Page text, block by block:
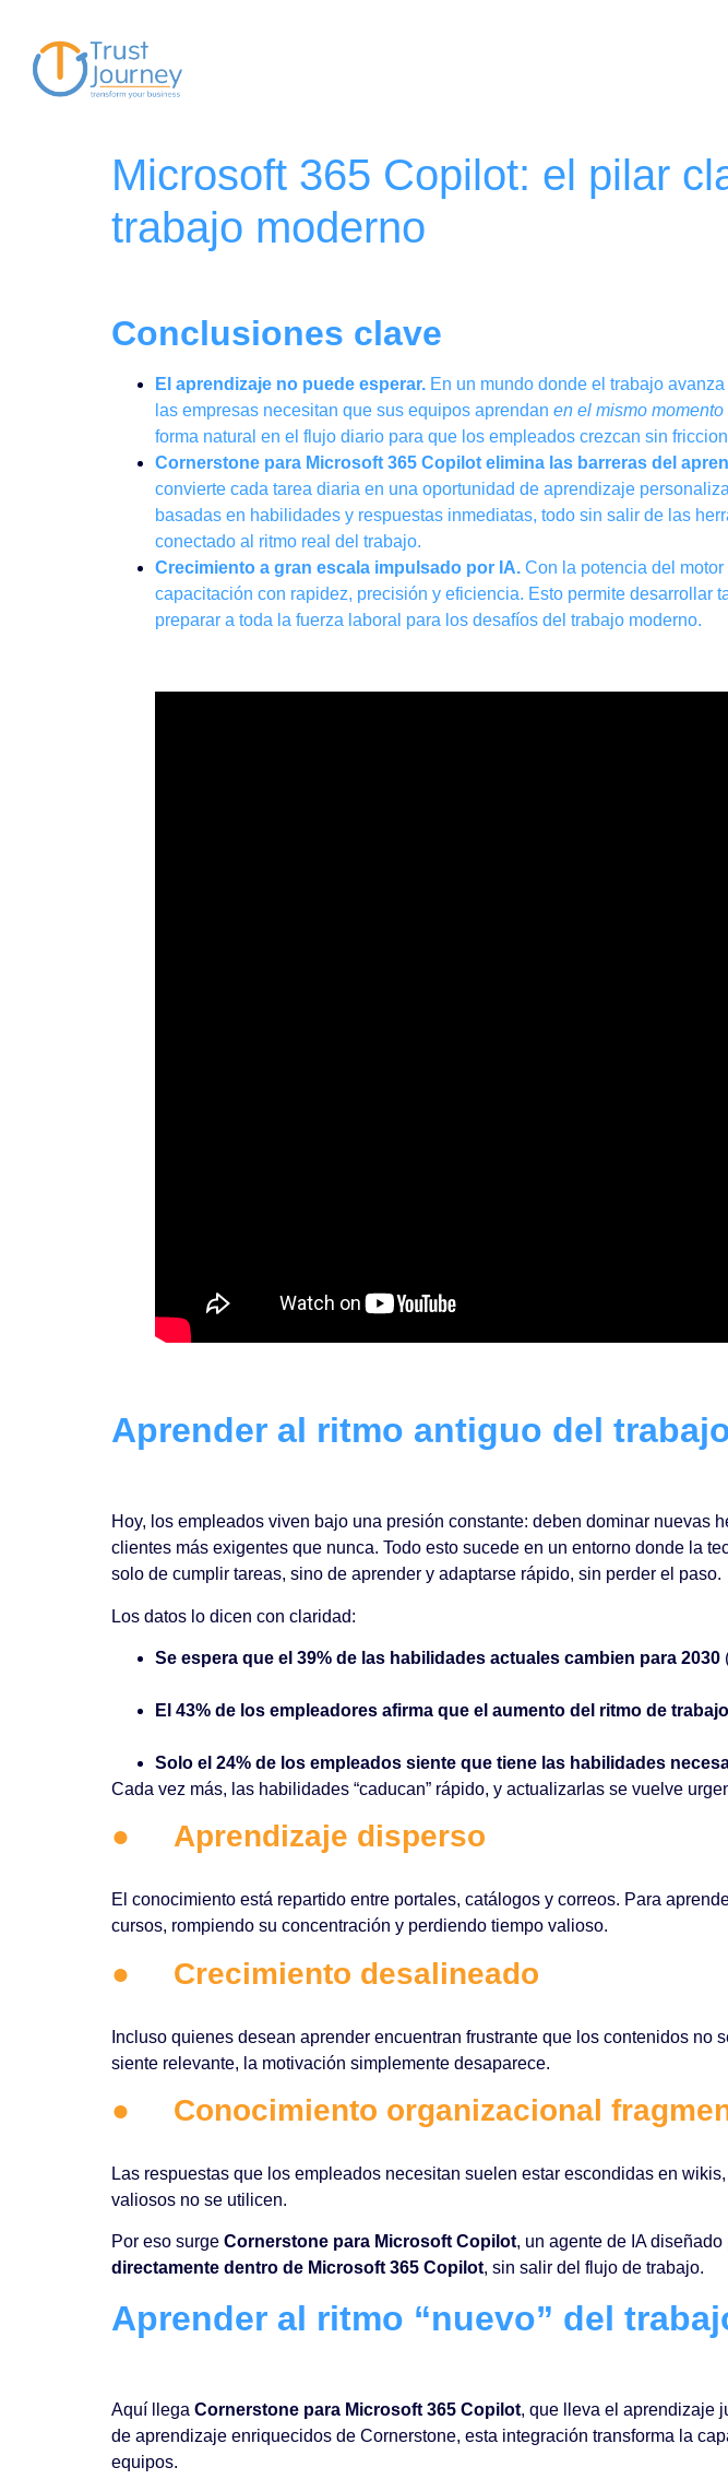
Microsoft 365 Copilot: el pilar
trabajo moderno
Conclusiones clave
El aprendizaje no puede esperar. En un mundo donde el trabajo
las empresas necesitan que sus equipos aprendan en el mismo
forma natural en el flujo diario para que los empleados crezcan sin
Cornerstone para Microsoft 365 Copilot elimina las barreras del
convierte cada tarea diaria en una oportunidad de aprendizaje
basadas en habilidades y respuestas inmediatas, todo sin salir de las
conectado al ritmo real del trabajo.
Crecimiento a gran escala impulsado por IA. Con la potencia del
capacitación con rapidez, precisión y eficiencia. Esto permite
preparar a toda la fuerza laboral para los desafíos del trabajo moderno.
Aprender al ritmo antiguo del
Hoy, los empleados viven bajo una presión constante: deben dominar nuevas
clientes más exigentes que nunca. Todo esto sucede en un entorno donde la
solo de cumplir tareas, sino de aprender y adaptarse rápido, sin perder el paso.
Los datos lo dicen con claridad:
Se espera que el 39% de las habilidades actuales cambien para 2030
El 43% de los empleadores afirma que el aumento del ritmo de
Solo el 24% de los empleados siente que tiene las habilidades
Cada vez más, las habilidades “caducan” rápido, y actualizarlas se vuelve
● Aprendizaje disperso
El conocimiento está repartido entre portales, catálogos y correos. Para
cursos, rompiendo su concentración y perdiendo tiempo valioso.
● Crecimiento desalineado
Incluso quienes desean aprender encuentran frustrante que los contenidos
siente relevante, la motivación simplemente desaparece.
● Conocimiento organizacional
Las respuestas que los empleados necesitan suelen estar escondidas en
valiosos no se utilicen.
Por eso surge Cornerstone para Microsoft Copilot, un agente de IA
directamente dentro de Microsoft 365 Copilot, sin salir del flujo de trabajo.
Aprender al ritmo “nuevo” del
Aquí llega Cornerstone para Microsoft 365 Copilot, que lleva el aprendizaje
de aprendizaje enriquecidos de Cornerstone, esta integración transforma la
equipos.